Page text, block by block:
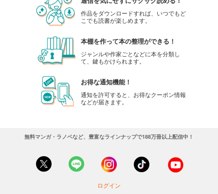
作品をダウンロードすれば、いつでもど
こでも読書が楽しめます。
本棚を作って本の整理ができる！
ジャンルや作家ごとなどに本を分類し
て、鍵もかけられます。
お得な通知機能！
通知を許可すると、お得なクーポン情報
などが届きます。
無料マンガ・ラノベなど、豊富なラインナップで188万冊以上配信中！
ログイン